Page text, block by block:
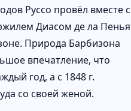
Руссо провёл вместе с
Диасом де ла Пенья
Природа Барбизона
впечатление, что
год, а с 1848 г.
со своей женой.